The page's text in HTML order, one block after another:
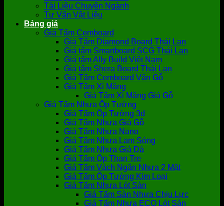
Tài Liệu Chuyên Ngành
Tư Vấn Vật Liệu
Bảng giá
Giá Tấm Cemboard
Giá Tấm Diamond Board Thái Lan
Giá tấm Smartboard SCG Thái Lan
Giá tấm Ally Build Việt Nam
Giá tấm Shera Board Thái Lan
Giá Tấm Cemboard Vân Gỗ
Giá Tấm Xi Măng
Giá Tấm Xi Măng Giả Gỗ
Giá Tấm Nhựa Ốp Tường
Giá Tấm Ốp Tường 3d
Giá Tấm Nhựa Giả Gỗ
Giá Tấm Nhựa Nano
Giá Tấm Nhựa Lam Sóng
Giá Tấm Nhựa Giả Đá
Giá Tấm Ốp Than Tre
Giá Tấm Vách Ngăn Nhựa 2 Mặt
Giá Tấm Ốp Tường Kim Loại
Giá Tấm Nhựa Lót Sàn
Giá Tấm Sàn Nhựa Chịu Lực
Giá Tấm Nhựa ECO Lót Sàn